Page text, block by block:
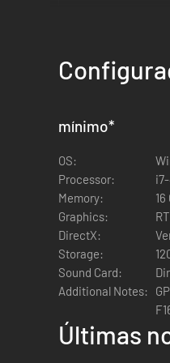
O
Era e as
MAIS
Apresentamos o
como Rey Fénix,
SHOWCASE 2K
Reescreve a história
ascensão, rebelião
NOVOS TIPOS
mínimo*
OS:
Processor:
Memory:
16
Graphics:
DirectX:
Storage:
Sound Card:
Additional Notes:
Últimas